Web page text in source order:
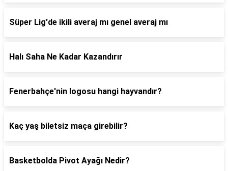
Süper Lig'de ikili averaj mı genel averaj mı
Halı Saha Ne Kadar Kazandırır
Fenerbahçe'nin logosu hangi hayvandır?
Kaç yaş biletsiz maça girebilir?
Basketbolda Pivot Ayağı Nedir?